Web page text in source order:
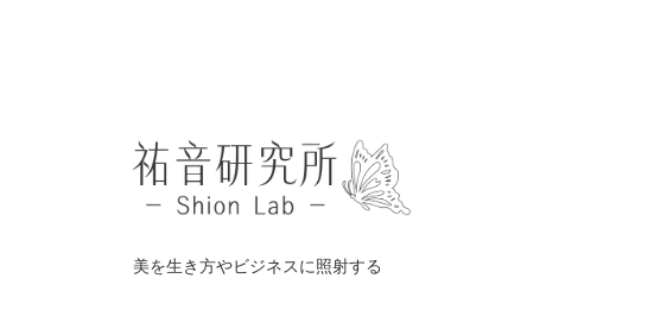
美を生き方やビジネスに照射する